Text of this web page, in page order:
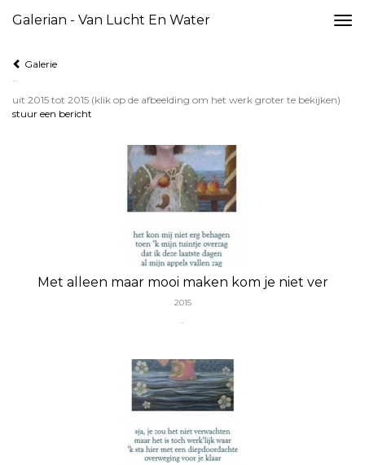
Galerian - Van Lucht En Water
Galerie
..
uit 2015 tot 2015 (klik op de afbeelding om het werk groter te bekijken)
stuur een bericht
Met alleen maar mooi maken kom je niet ver
2015
..